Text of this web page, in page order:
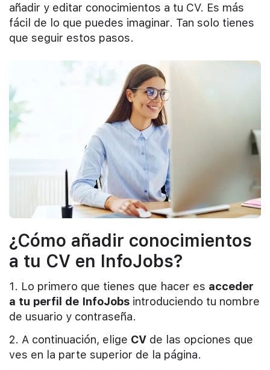
añadir y editar conocimientos a tu CV. Es más
fácil de lo que puedes imaginar. Tan solo tienes
que seguir estos pasos.
¿Cómo añadir conocimientos
a tu CV en InfoJobs?
1. Lo primero que tienes que hacer es acceder
a tu perfil de InfoJobs introduciendo tu nombre
de usuario y contraseña.
2. A continuación, elige CV de las opciones que
ves en la parte superior de la página.